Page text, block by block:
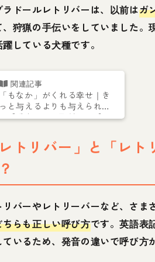
ラドールレトリバーは、以前はガ
、狩猟の手伝いをしていました。
している犬種です。
もなか」がくれる幸せ｜き
と与えるよりも与えられて
【愛犬ライフ取材 Vol.1】
トリバー」と「レト
リバーやレトリーバーなど、さま
ちらも正しい呼び方です。英語表
いるため、発音の違いで呼び方